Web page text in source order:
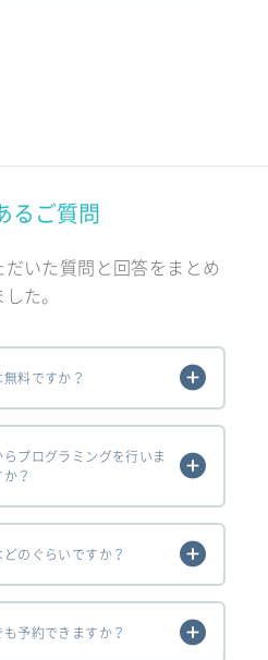
るご質問
だいた質問と回答をまとめ
した。
料ですか？
プログラミングを行いま
か？
のぐらいですか？
予約できますか？